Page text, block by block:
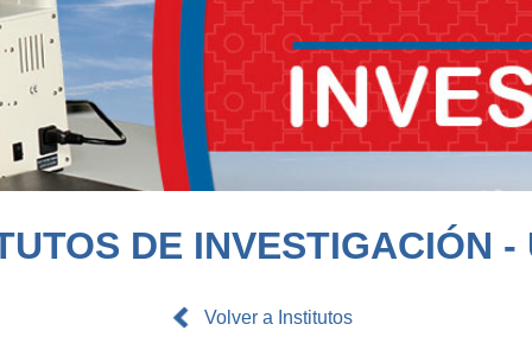
DE INVESTIGACIÓN -
Volver a Institutos